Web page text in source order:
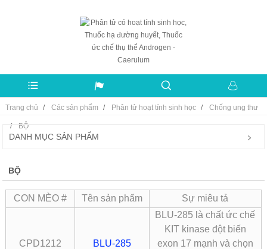
Trang chủ Các sản phẩm Phân tử hoạt tính sinh học Chống ung thư
BỘ
DANH MỤC SẢN PHẨM
BỘ
CON MÈO # Tên sản phẩm Sự miêu tả
CPD1212 BLU-285
BLU-285 là chất ức chế
KIT kinase đột biến
exon 17 mạnh và chọn